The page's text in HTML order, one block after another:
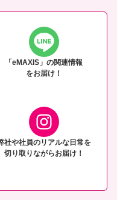
「eMAXIS」の関連情報
をお届け！
社や社員のリアルな日常を
切り取りながらお届け！